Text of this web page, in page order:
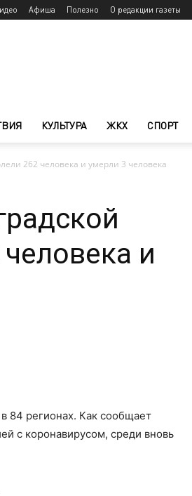
Афиша Полезно О редакции газеты
КУЛЬТУРА ЖКХ СПОРТ
262 человека и умерли 3 человека
и
84 регионах. Как сообщает
с коронавирусом, среди вновь